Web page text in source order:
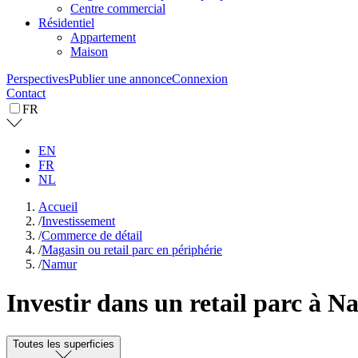
Centre commercial
Résidentiel
Appartement
Maison
PerspectivesPublier une annonceConnexion
Contact
FR
EN
FR
NL
Accueil
/Investissement
/Commerce de détail
/Magasin ou retail parc en périphérie
/Namur
Investir dans un retail parc à
Toutes les superficies